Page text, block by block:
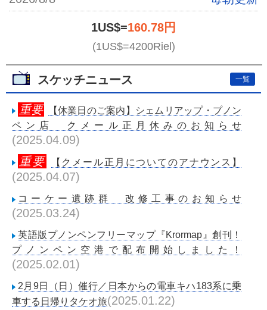
1US$=160.78円
(1US$=4200Riel)
スケッチニュース 一覧
重要
【休業日のご案内】シェムリアップ・プノン
ペン店 クメール正月休みのお知らせ
(2025.04.09)
重要
【クメール正月についてのアナウンス】
(2025.04.07)
コーケー遺跡群 改修工事のお知らせ
(2025.03.24)
英語版プノンペンフリーマップ『Krormap』創刊！
プノンペン空港で配布開始しました！
(2025.02.01)
2月9日（日）催行／日本からの電車キハ183系に乗
車する日帰りタケオ旅(2025.01.22)